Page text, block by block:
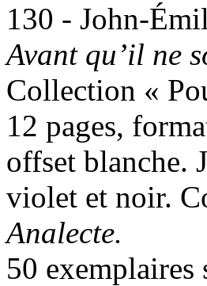
130 - John-
Avant qu’il ne
Collection «
12 pages,
offset blanche.
violet et noir.
Analecte.
50 exemplaires